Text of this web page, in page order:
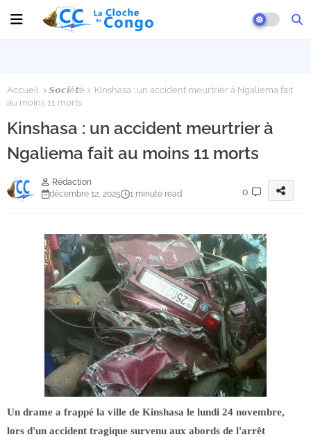
Accueil 𝙎𝙤𝙘𝙞é𝙩é
Kinshasa : un accident meurtrier à Ngaliema fait
au moins 11 morts
Kinshasa : un accident meurtrier à
Ngaliema fait au moins 11 morts
Rédaction
décembre 12, 2025
1 minute read 0
Un drame a frappé la ville de Kinshasa le lundi 24 novembre,
lors d'un accident tragique survenu aux abords de l'arrêt